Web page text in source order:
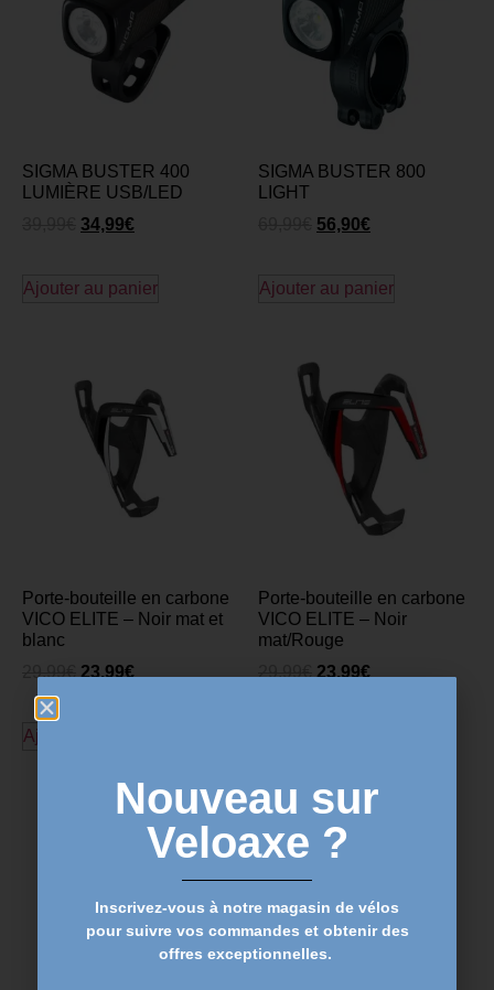
SIGMA BUSTER 400
LUMIÈRE USB/LED
34,99€
Ajouter au panier
SIGMA BUSTER 800
LIGHT
56,90€
Ajouter au panier
Porte-bouteille en carbone
VICO ELITE – Noir mat et
blanc
23,99€
Ajouter au panier
Porte-bouteille en carbone
VICO ELITE – Noir
mat/Rouge
23,99€
Nouveau sur
Veloaxe ?
Inscrivez-vous à notre magasin de vélos
pour suivre vos commandes et obtenir des
offres exceptionnelles.